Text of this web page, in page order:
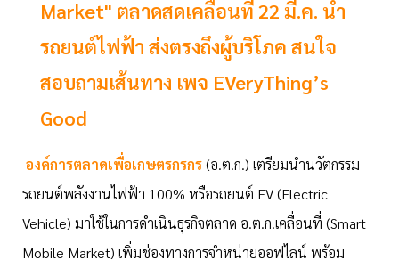
Market" ตลาดสดเคลื่อนที่ 22 มี.ค. นำ
รถยนต์ไฟฟ้า ส่งตรงถึงผู้บริโภค สนใจ
สอบถามเส้นทาง เพจ EVeryThing’s
Good
องค์การตลาดเพื่อเกษตรกรกร(อ.ต.ก.) เตรียมนำนวัตกรรม
รถยนต์พลังงานไฟฟ้า 100% หรือรถยนต์ EV (Electric
Vehicle) มาใช้ในการดำเนินธุรกิจตลาด อ.ต.ก.เคลื่อนที่ (Smart
Mobile Market) เพิ่มช่องทางการจำหน่ายออฟไลน์ พร้อม